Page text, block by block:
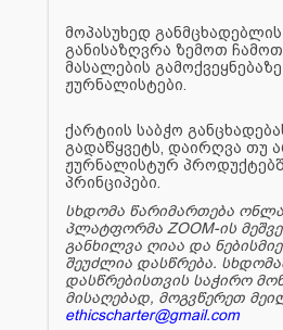
მოპასუხედ
განისაზღვრა ზემოთ
მასალების
ჟურნალისტები.
ქარტიის საბჭო
გადაწყვეტს, დაირღვა თუ
ჟურნალისტურ
პრინციპები.
სხდომა წარიმართება
პლატფორმა ZOOM-ის
განხილვა ღიაა და
შეუძლია დასწრება.
დასწრებისთვის საჭირო
მისაღებად, მოგვწერეთ
ethicscharter@gmail.com